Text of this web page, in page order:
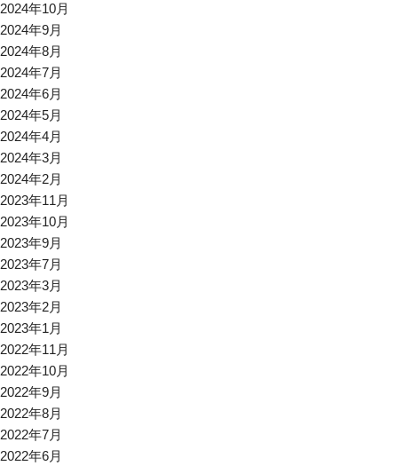
2024年10月
2024年9月
2024年8月
2024年7月
2024年6月
2024年5月
2024年4月
2024年3月
2024年2月
2023年11月
2023年10月
2023年9月
2023年7月
2023年3月
2023年2月
2023年1月
2022年11月
2022年10月
2022年9月
2022年8月
2022年7月
2022年6月